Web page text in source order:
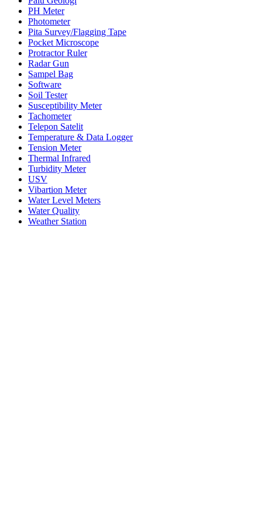
PH Meter
Photometer
Pita Survey/Flagging Tape
Pocket Microscope
Protractor Ruler
Radar Gun
Sampel Bag
Software
Soil Tester
Susceptibility Meter
Tachometer
Telepon Satelit
Temperature & Data Logger
Tension Meter
Thermal Infrared
Turbidity Meter
USV
Vibartion Meter
Water Level Meters
Water Quality
Weather Station